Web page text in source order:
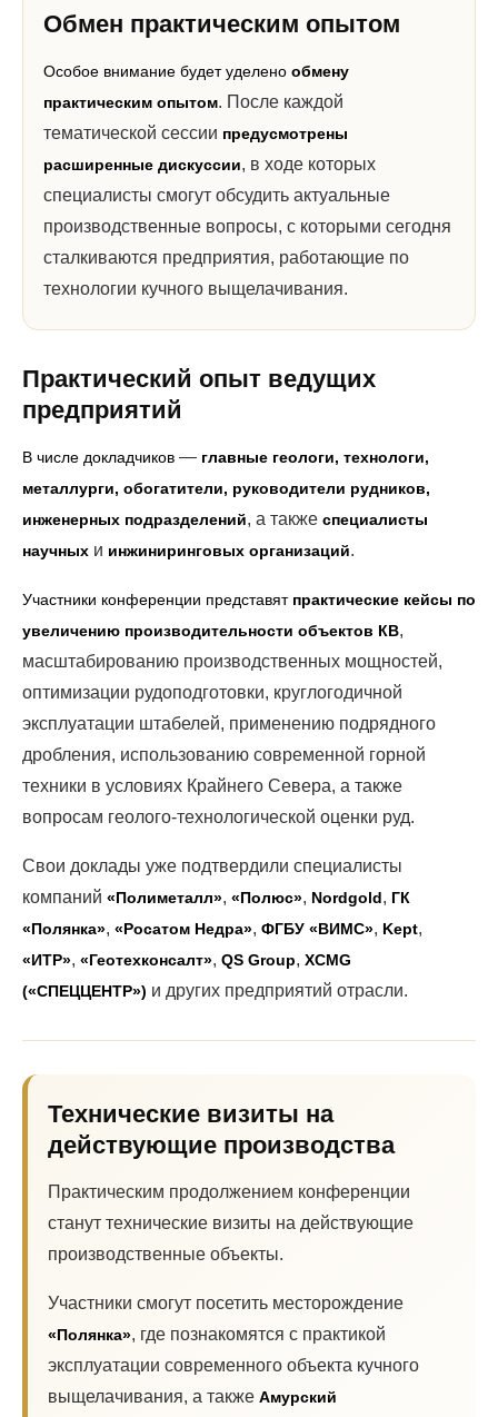
Обмен практическим опытом
Особое внимание будет уделено обмену
практическим опытом. После каждой
тематической сессии предусмотрены
расширенные дискуссии, в ходе которых
специалисты смогут обсудить актуальные
производственные вопросы, с которыми сегодня
сталкиваются предприятия, работающие по
технологии кучного выщелачивания.
Практический опыт ведущих
предприятий
В числе докладчиков — главные геологи, технологи,
металлурги, обогатители, руководители рудников,
инженерных подразделений, а также специалисты
научных и инжиниринговых организаций.
Участники конференции представят практические кейсы по
увеличению производительности объектов КВ,
масштабированию производственных мощностей,
оптимизации рудоподготовки, круглогодичной
эксплуатации штабелей, применению подрядного
дробления, использованию современной горной
техники в условиях Крайнего Севера, а также
вопросам геолого-технологической оценки руд.
Свои доклады уже подтвердили специалисты
компаний «Полиметалл», «Полюс», Nordgold, ГК
«Полянка», «Росатом Недра», ФГБУ «ВИМС», Kept,
«ИТР», «Геотехконсалт», QS Group, XCMG
(«СПЕЦЦЕНТР») и других предприятий отрасли.
Технические визиты на
действующие производства
Практическим продолжением конференции
станут технические визиты на действующие
производственные объекты.
Участники смогут посетить месторождение
«Полянка», где познакомятся с практикой
эксплуатации современного объекта кучного
выщелачивания, а также Амурский